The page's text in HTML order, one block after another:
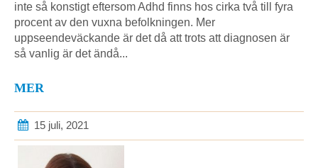
inte så konstigt eftersom Adhd finns hos cirka två till fyra
procent av den vuxna befolkningen. Mer
uppseendeväckande är det då att trots att diagnosen är
så vanlig är det ändå...
MER
15 juli, 2021